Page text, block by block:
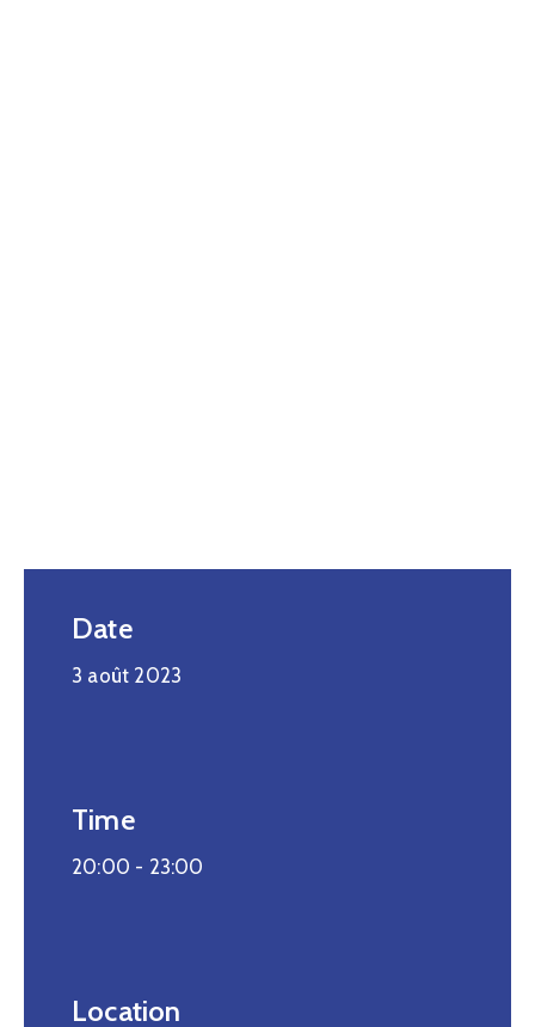
Date
3 août 2023
Time
20:00 - 23:00
Location